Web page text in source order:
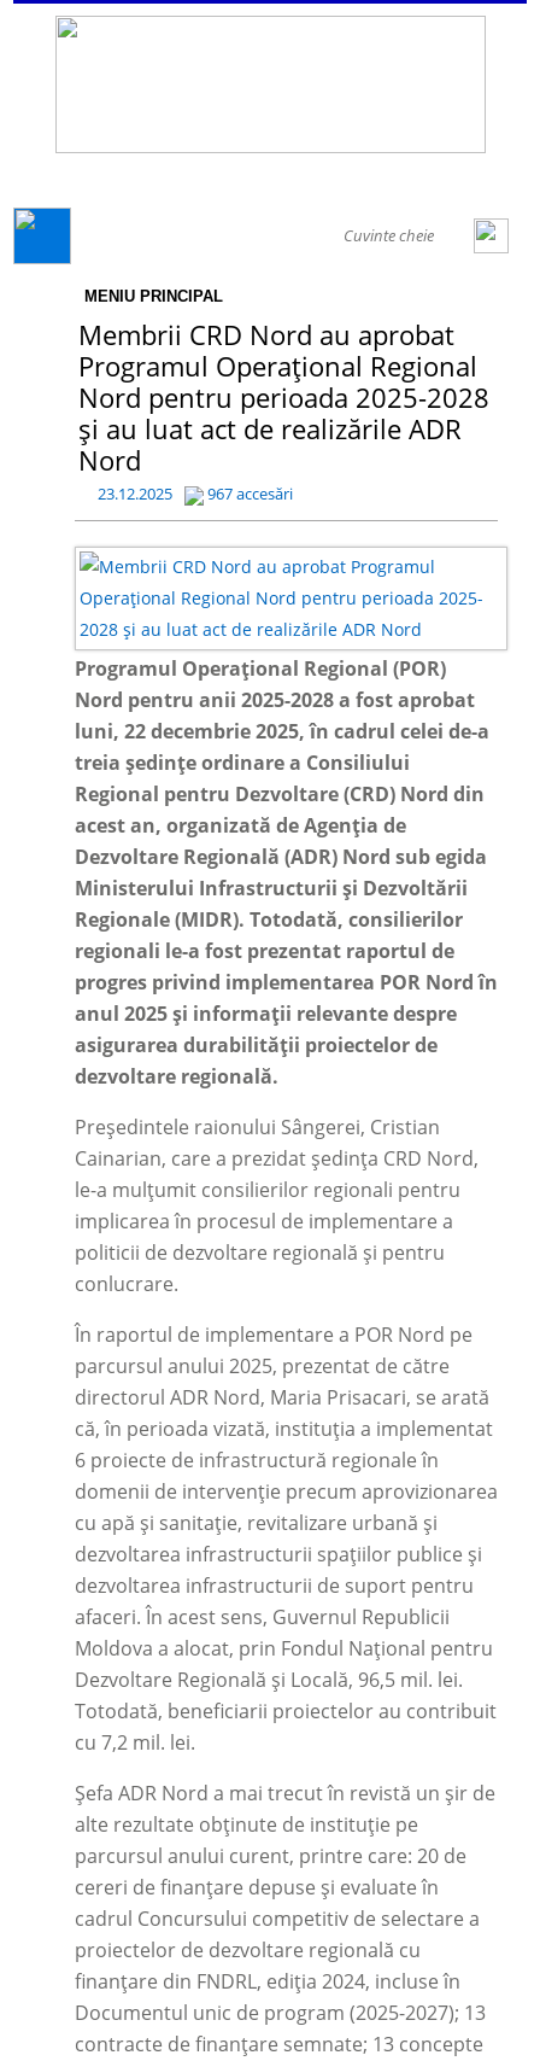
MENIU PRINCIPAL
Membrii CRD Nord au aprobat
Programul Operațional Regional
Nord pentru perioada 2025-2028
și au luat act de realizările ADR
Nord
23.12.2025 967 accesări
Programul Operațional Regional (POR)
Nord pentru anii 2025-2028 a fost aprobat
luni, 22 decembrie 2025, în cadrul celei de-a
treia ședințe ordinare a Consiliului
Regional pentru Dezvoltare (CRD) Nord din
acest an, organizată de Agenția de
Dezvoltare Regională (ADR) Nord sub egida
Ministerului Infrastructurii și Dezvoltării
Regionale (MIDR). Totodată, consilierilor
regionali le-a fost prezentat raportul de
progres privind implementarea POR Nord în
anul 2025 și informații relevante despre
asigurarea durabilității proiectelor de
dezvoltare regională.
Președintele raionului Sângerei, Cristian
Cainarian, care a prezidat ședința CRD Nord,
le-a mulțumit consilierilor regionali pentru
implicarea în procesul de implementare a
politicii de dezvoltare regională și pentru
conlucrare.
În raportul de implementare a POR Nord pe
parcursul anului 2025, prezentat de către
directorul ADR Nord, Maria Prisacari, se arată
că, în perioada vizată, instituția a implementat
6 proiecte de infrastructură regionale în
domenii de intervenție precum aprovizionarea
cu apă și sanitație, revitalizare urbană și
dezvoltarea infrastructurii spațiilor publice și
dezvoltarea infrastructurii de suport pentru
afaceri. În acest sens, Guvernul Republicii
Moldova a alocat, prin Fondul Național pentru
Dezvoltare Regională și Locală, 96,5 mil. lei.
Totodată, beneficiarii proiectelor au contribuit
cu 7,2 mil. lei.
Șefa ADR Nord a mai trecut în revistă un șir de
alte rezultate obținute de instituție pe
parcursul anului curent, printre care: 20 de
cereri de finanțare depuse și evaluate în
cadrul Concursului competitiv de selectare a
proiectelor de dezvoltare regională cu
finanțare din FNDRL, ediția 2024, incluse în
Documentul unic de program (2025-2027); 13
contracte de finanțare semnate; 13 concepte